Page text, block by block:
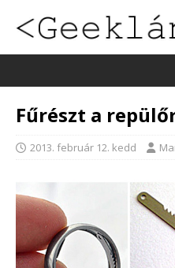
Fűrészt a
2013. február 12. kedd